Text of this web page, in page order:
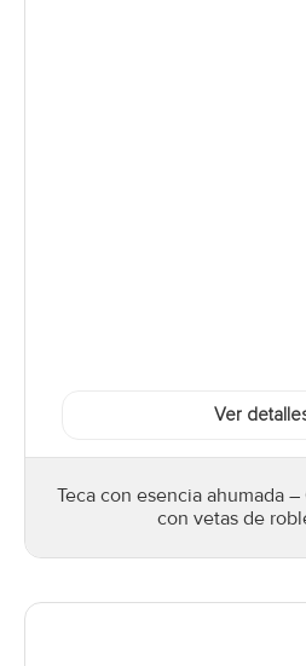
Ver
Teca con esencia ahumada
con vetas de